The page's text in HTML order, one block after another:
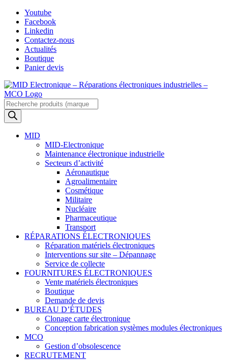
Skip
content
Youtube
Facebook
Linkedin
Contactez-nous
Actualités
Boutique
Panier devis
Recherche
de
produits
MID
MID-Electronique
Maintenance électronique industrielle
Secteurs d’activité
Aéronautique
Agroalimentaire
Cosmétique
Militaire
Nucléaire
Pharmaceutique
Transport
RÉPARATIONS ÉLECTRONIQUES
Réparation matériels électroniques
Interventions sur site – Dépannage
Service de collecte
FOURNITURES ÉLECTRONIQUES
Vente matériels électroniques
Boutique
Demande de devis
BUREAU D’ÉTUDES
Clonage carte électronique
Conception fabrication systèmes modules électroniques
MCO
Gestion d’obsolescence
RECRUTEMENT